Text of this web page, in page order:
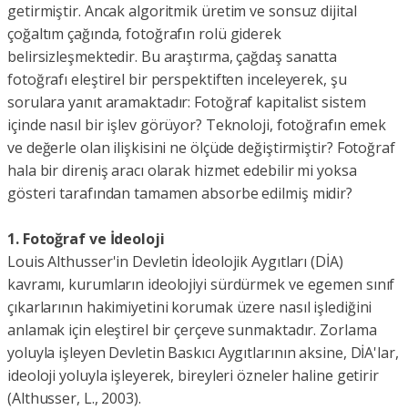
getirmiştir. Ancak algoritmik üretim ve sonsuz dijital
çoğaltım çağında, fotoğrafın rolü giderek
belirsizleşmektedir. Bu araştırma, çağdaş sanatta
fotoğrafı eleştirel bir perspektiften inceleyerek, şu
sorulara yanıt aramaktadır: Fotoğraf kapitalist sistem
içinde nasıl bir işlev görüyor? Teknoloji, fotoğrafın emek
ve değerle olan ilişkisini ne ölçüde değiştirmiştir? Fotoğraf
hala bir direniş aracı olarak hizmet edebilir mi yoksa
gösteri tarafından tamamen absorbe edilmiş midir?
1. Fotoğraf ve İdeoloji
Louis Althusser'in Devletin İdeolojik Aygıtları (DİA)
kavramı, kurumların ideolojiyi sürdürmek ve egemen sınıf
çıkarlarının hakimiyetini korumak üzere nasıl işlediğini
anlamak için eleştirel bir çerçeve sunmaktadır. Zorlama
yoluyla işleyen Devletin Baskıcı Aygıtlarının aksine, DİA'lar,
ideoloji yoluyla işleyerek, bireyleri özneler haline getirir
(Althusser, L., 2003).